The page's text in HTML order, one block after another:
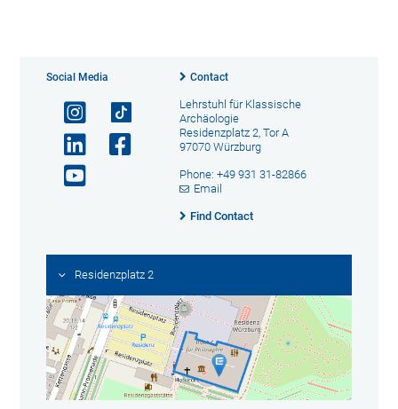
Social Media Contact
Lehrstuhl für Klassische
Archäologie
Residenzplatz 2, Tor A
97070 Würzburg
Phone: +49 931 31-82866
Email
Find Contact
Residenzplatz 2